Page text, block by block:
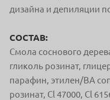
дизайна и депиляции
СОСТАВ:
Смола соснового
гликоль розинат,
парафин, этилен/ВА
розинат, Cl 47000, Cl